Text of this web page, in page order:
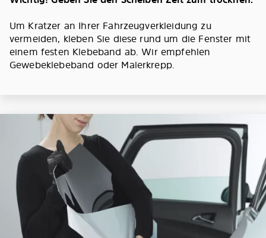
Um Kratzer an Ihrer Fahrzeugverkleidung zu
vermeiden, kleben Sie diese rund um die Fenster mit
einem festen Klebeband ab. Wir empfehlen
Gewebeklebeband oder Malerkrepp.